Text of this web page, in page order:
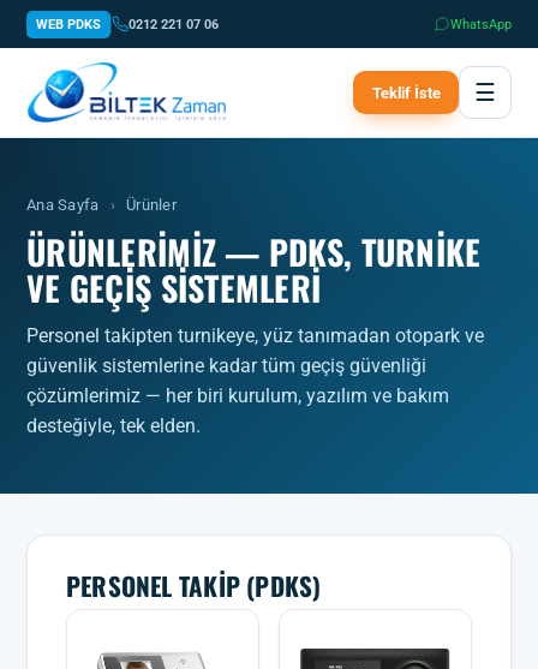
WEB PDKS 0212 221 07 06 WhatsApp
Teklif İste ☰
Ana Sayfa › Ürünler
ÜRÜNLERIMIZ — PDKS, TURNIKE
VE GEÇIŞ SISTEMLERI
Personel takipten turnikeye, yüz tanımadan otopark ve
güvenlik sistemlerine kadar tüm geçiş güvenliği
çözümlerimiz — her biri kurulum, yazılım ve bakım
desteğiyle, tek elden.
PERSONEL TAKIP (PDKS)